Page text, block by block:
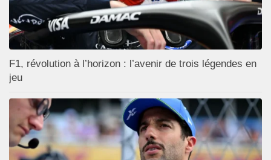
F1, révolution à l’horizon : l’avenir de trois légendes en
jeu